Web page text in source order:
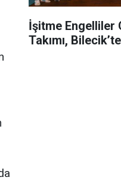
İşitme Engelliler
Takımı,